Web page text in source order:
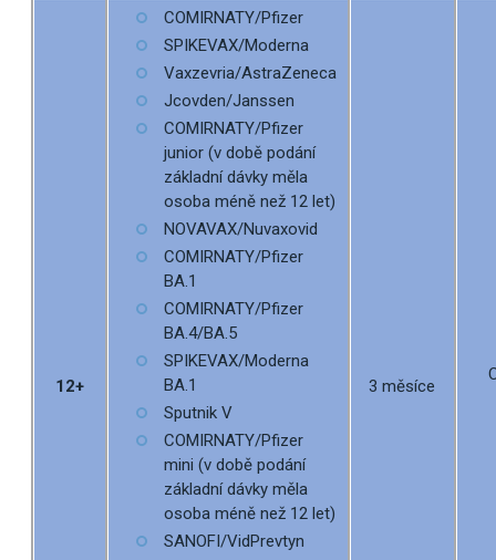
12+
COMIRNATY/Pfizer
SPIKEVAX/Moderna
Vaxzevria/AstraZeneca
Jcovden/Janssen
COMIRNATY/Pfizer
junior (v době podání
základní dávky měla
osoba méně než 12 let)
NOVAVAX/Nuvaxovid
COMIRNATY/Pfizer
BA.1
COMIRNATY/Pfizer
BA.4/BA.5
SPIKEVAX/Moderna
BA.1
Sputnik V
COMIRNATY/Pfizer
mini (v době podání
základní dávky měla
osoba méně než 12 let)
SANOFI/VidPrevtyn
3 měsíce